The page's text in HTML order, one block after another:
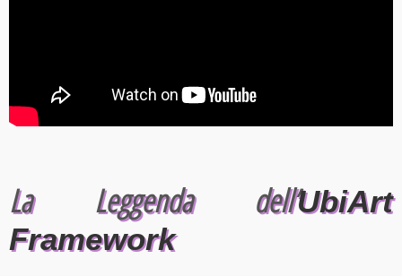
La Leggenda dell’UbiArt
Framework